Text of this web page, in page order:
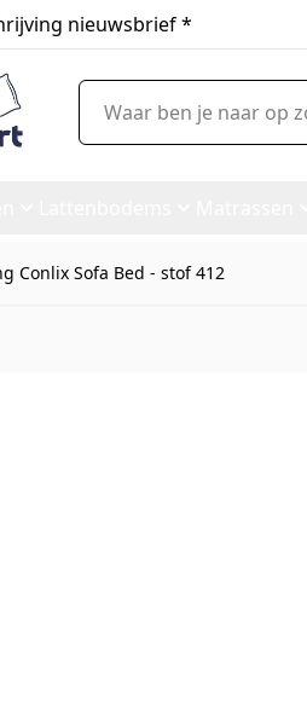
nieuwsbrief *
Waar ben je naar op zoek?
Conlix Sofa Bed - stof 412
Conlix Sofa